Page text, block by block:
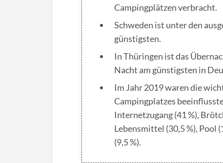
Campingplätzen verbracht.
Schweden ist unter den
günstigsten.
In Thüringen ist das
Nacht am günstigsten in
Im Jahr 2019 waren die
Campingplatzes
Internetzugang (41 %),
Lebensmittel (30,5 %), Pool
(9,5 %).